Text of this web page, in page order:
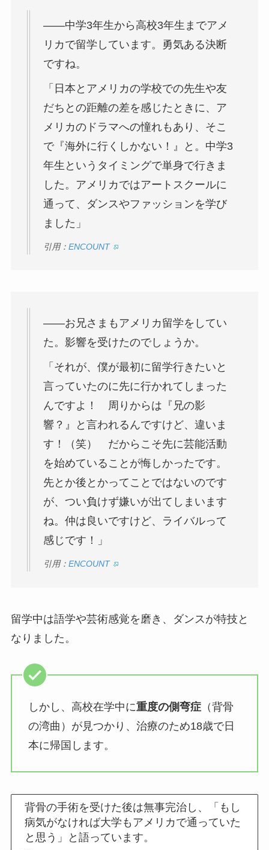
――中学3年生から高校3年生までアメ
リカで留学しています。勇気ある決断
ですね。
「日本とアメリカの学校での先生や友
だちとの距離の差を感じたときに、ア
メリカのドラマへの憧れもあり、そこ
で『海外に行くしかない！』と。中学3
年生というタイミングで単身で行きま
した。アメリカではアートスクールに
通って、ダンスやファッションを学び
ました」
引用： ENCOUNT
――お兄さまもアメリカ留学をしてい
た。影響を受けたのでしょうか。
「それが、僕が最初に留学行きたいと
言っていたのに先に行かれてしまった
んですよ！ 周りからは『兄の影
響？』と言われるんですけど、違いま
す！（笑） だからこそ先に芸能活動
を始めていることが悔しかったです。
先とか後とかってことではないのです
が、つい負けず嫌いが出てしまいます
ね。仲は良いですけど、ライバルって
感じです！」
引用： ENCOUNT
留学中は語学や芸術感覚を磨き、ダンスが特技と
なりました。
しかし、高校在学中に重度の側弯症（背骨
の湾曲）が見つかり、治療のため18歳で日
本に帰国します。
背骨の手術を受けた後は無事完治し、「もし
病気がなければ大学もアメリカで通っていた
と思う」と語っています。